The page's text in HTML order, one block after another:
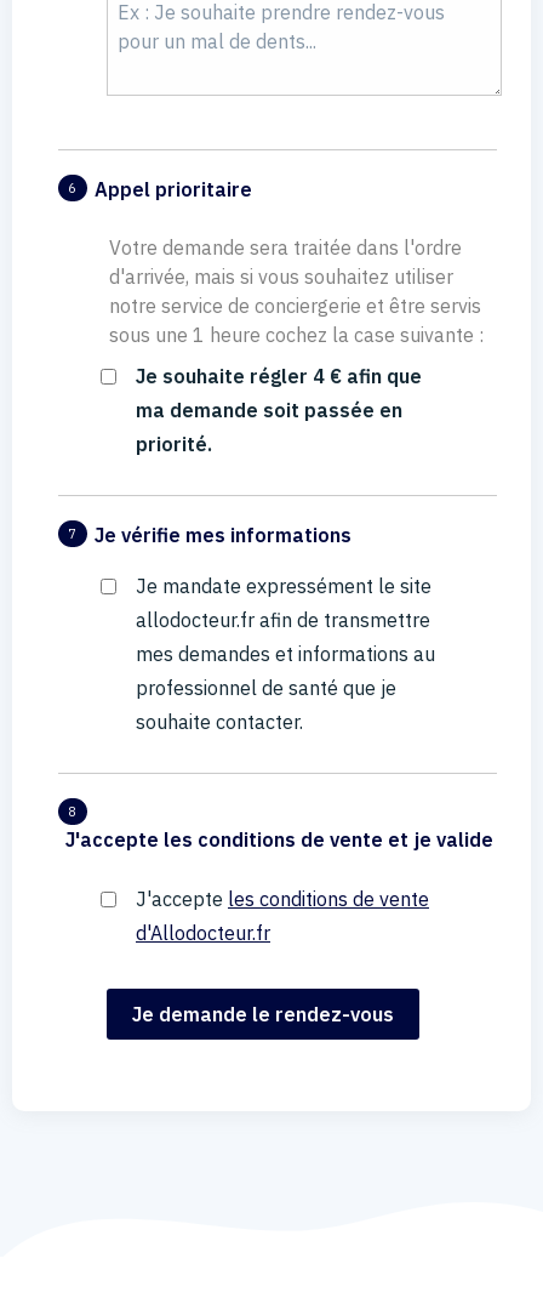
6 Appel prioritaire
Votre demande sera traitée dans l'ordre
d'arrivée, mais si vous souhaitez utiliser
notre service de conciergerie et être servis
sous une 1 heure cochez la case suivante :
Je souhaite régler 4 € afin que
ma demande soit passée en
priorité.
7 Je vérifie mes informations
Je mandate expressément le site
allodocteur.fr afin de transmettre
mes demandes et informations au
professionnel de santé que je
souhaite contacter.
8
J'accepte les conditions de vente et je valide
J'accepte les conditions de vente
d'Allodocteur.fr